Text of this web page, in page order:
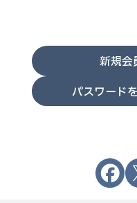
新規会
パスワード